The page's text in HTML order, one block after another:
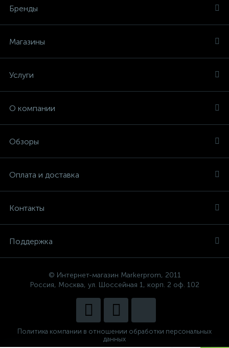
Бренды
Магазины
Услуги
О компании
Обзоры
Оплата и доставка
Контакты
Поддержка
© Интернет-магазин Markerprom, 2011
Россия, Москва, ул. Шоссейная 1, корп. 2 оф. 102
Политика компании в отношении обработки персональных
данных